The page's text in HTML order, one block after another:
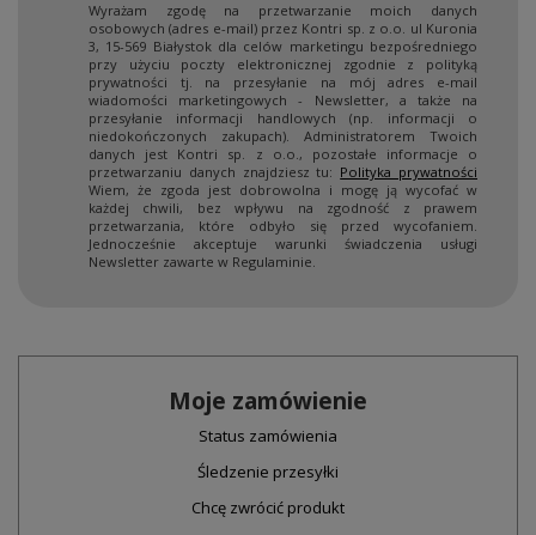
Wyrażam zgodę na przetwarzanie moich danych
osobowych (adres e-mail) przez Kontri sp. z o.o. ul Kuronia
3, 15-569 Białystok dla celów marketingu bezpośredniego
przy użyciu poczty elektronicznej zgodnie z polityką
prywatności tj. na przesyłanie na mój adres e-mail
wiadomości marketingowych - Newsletter, a także na
przesyłanie informacji handlowych (np. informacji o
niedokończonych zakupach). Administratorem Twoich
danych jest Kontri sp. z o.o., pozostałe informacje o
przetwarzaniu danych znajdziesz tu: Polityka prywatności
Wiem, że zgoda jest dobrowolna i mogę ją wycofać w
każdej chwili, bez wpływu na zgodność z prawem
przetwarzania, które odbyło się przed wycofaniem.
Jednocześnie akceptuje warunki świadczenia usługi
Newsletter zawarte w Regulaminie.
Moje zamówienie
Status zamówienia
Śledzenie przesyłki
Chcę zwrócić produkt